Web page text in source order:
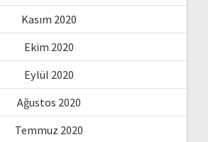
Kasım 2020
Ekim 2020
Eylül 2020
Ağustos 2020
Temmuz 2020